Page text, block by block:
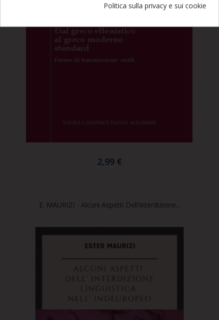
2,99 €
E. MAURIZI - Alcuni Aspetti Dell'interdizione...
Politica sulla privacy e sui cookie